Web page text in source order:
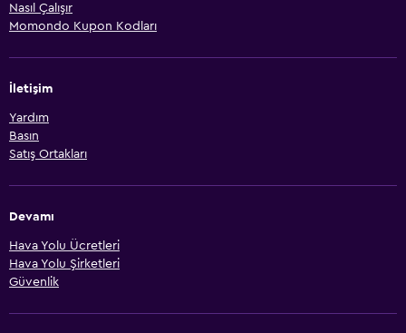
Nasıl Çalışır
Momondo Kupon Kodları
İletişim
Yardım
Basın
Satış Ortakları
Devamı
Hava Yolu Ücretleri
Hava Yolu Şirketleri
Güvenlik